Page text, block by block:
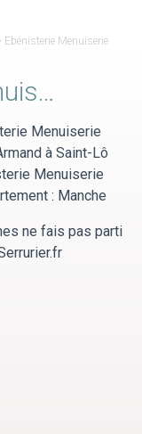
Ebénisterie Menuiserie
Ebénisterie Menuiserie Christophes
Menuiserie
à Saint-Lô
Menuiserie
: Manche
ne fais pas parti